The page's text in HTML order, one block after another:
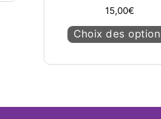
15,00€
Choix des